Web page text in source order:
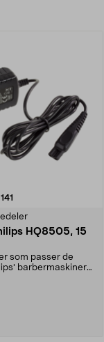
141
HQ8505, 15
som passer de
barbermaskiner
5 stjerner